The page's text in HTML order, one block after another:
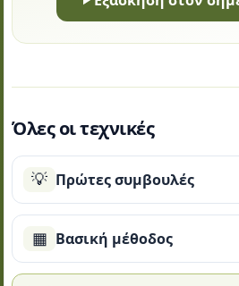
Όλες οι τεχνικές
💡 Πρώτες συμβουλές
▦ Βασική μέθοδος